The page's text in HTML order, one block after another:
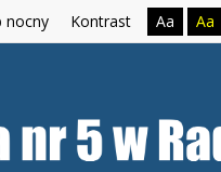
nocny Kontrast Aa Aa